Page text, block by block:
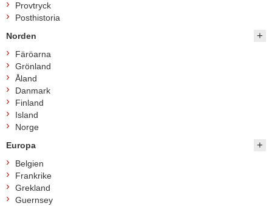
Provtryck
Posthistoria
Norden
Färöarna
Grönland
Åland
Danmark
Finland
Island
Norge
Europa
Belgien
Frankrike
Grekland
Guernsey